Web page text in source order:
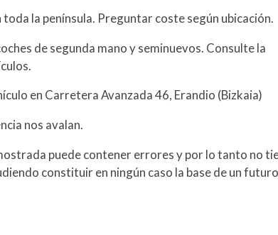
la península. Preguntar coste según ubicación.
de segunda mano y seminuevos. Consulte la
en Carretera Avanzada 46, Erandio (Bizkaia)
nos avalan.
puede contener errores y por lo tanto no
constituir en ningún caso la base de un futuro